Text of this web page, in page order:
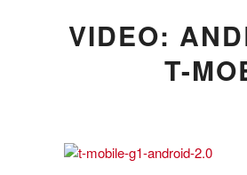
VIDEO:
T-